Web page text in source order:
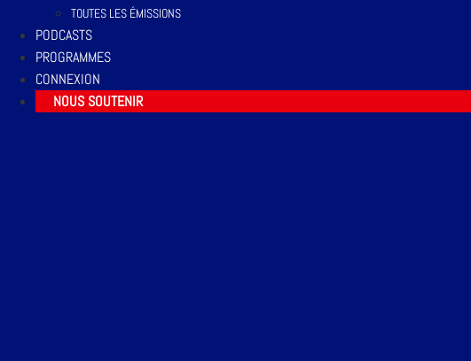
TOUTES LES ÉMISSIONS
PODCASTS
PROGRAMMES
CONNEXION
NOUS SOUTENIR